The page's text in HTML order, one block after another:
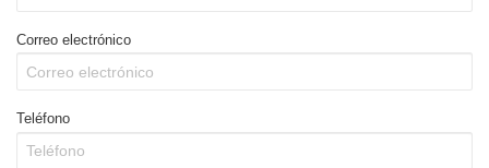
Correo electrónico
Teléfono